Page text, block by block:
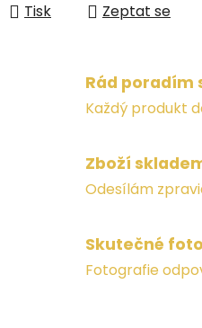
Tisk Zeptat se
Rád poradím
Každý produkt
Zboží
Odesílám
Skutečné
Fotografie